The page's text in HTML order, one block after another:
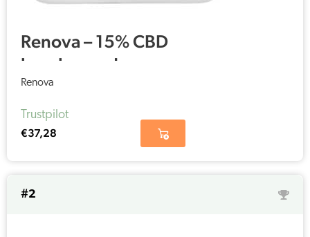
Renova – 15% CBD
kapsler med
hampefrø olie (30
stykker – 25mg CBD
pr. kapsel)
Renova
Trustpilot
€37,28
#2